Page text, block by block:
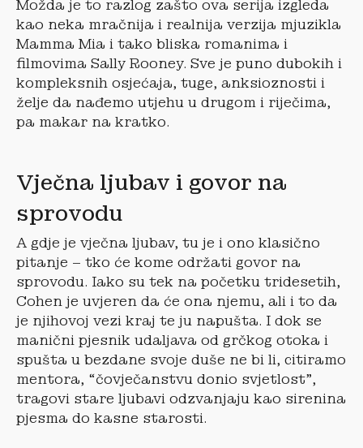
Možda je to razlog zašto ova serija izgleda
kao neka mračnija i realnija verzija mjuzikla
Mamma Mia i tako bliska romanima i
filmovima Sally Rooney. Sve je puno dubokih i
kompleksnih osjećaja, tuge, anksioznosti i
želje da nađemo utjehu u drugom i riječima,
pa makar na kratko.
Vječna ljubav i govor na
sprovodu
A gdje je vječna ljubav, tu je i ono klasično
pitanje – tko će kome održati govor na
sprovodu. Iako su tek na početku tridesetih,
Cohen je uvjeren da će ona njemu, ali i to da
je njihovoj vezi kraj te ju napušta. I dok se
manični pjesnik udaljava od grčkog otoka i
spušta u bezdane svoje duše ne bi li, citiramo
mentora, “čovječanstvu donio svjetlost”,
tragovi stare ljubavi odzvanjaju kao sirenina
pjesma do kasne starosti.